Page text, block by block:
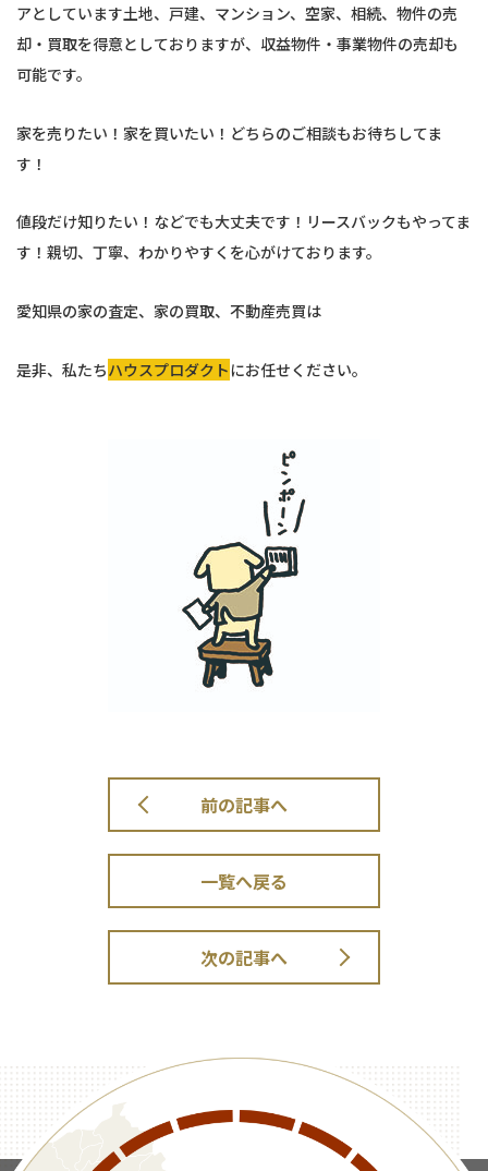
アとしています土地、戸建、マンション、空家、相続、物件の売
却・買取を得意としておりますが、収益物件・事業物件の売却も
可能です。
家を売りたい！家を買いたい！どちらのご相談もお待ちしてま
す！
値段だけ知りたい！などでも大丈夫です！リースバックもやってま
す！親切、丁寧、わかりやすくを心がけております。
愛知県の家の査定、家の買取、不動産売買は
是非、私たちハウスプロダクトにお任せください。
前の記事へ
一覧へ戻る
次の記事へ